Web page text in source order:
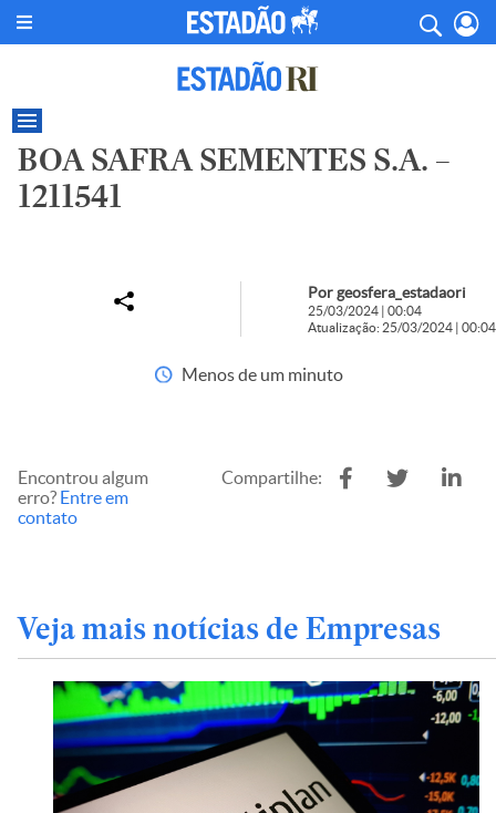
BOA SAFRA SEMENTES S.A. –
1211541
Por geosfera_estadaori
25/03/2024 | 00:04
Atualização: 25/03/2024 | 00:04
Menos de um minuto
Encontrou algum
erro? Entre em
contato
Compartilhe:
Veja mais notícias de Empresas